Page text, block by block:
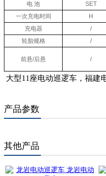
电 池
SET
一次充电时间
H
充电器
/
轮胎规格
/
前悬/后悬 /
大型11座电动巡逻车，福建
产品参数
其他产品